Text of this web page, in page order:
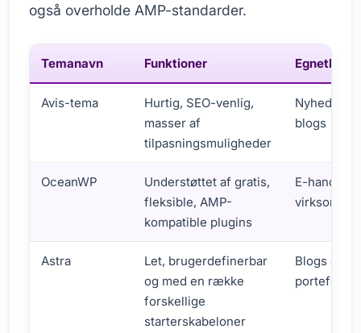
også overholde AMP-standarder.
Temanavn Funktioner Egnethed
Avis-tema
Hurtig, SEO-venlig,
masser af
tilpasningsmuligheder
blogs
OceanWP
Understøttet af gratis,
fleksible, AMP-
kompatible plugins
E-handel
Astra
Let, brugerdefinerbar
og med en række
forskellige
starterskabeloner
Blogs og